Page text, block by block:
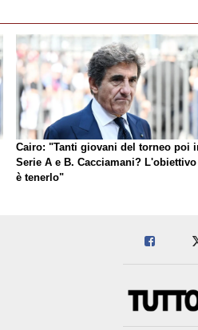
Cairo: "Tanti giovani del torneo poi
Serie A e B. Cacciamani? L'obiettivo
è tenerlo"